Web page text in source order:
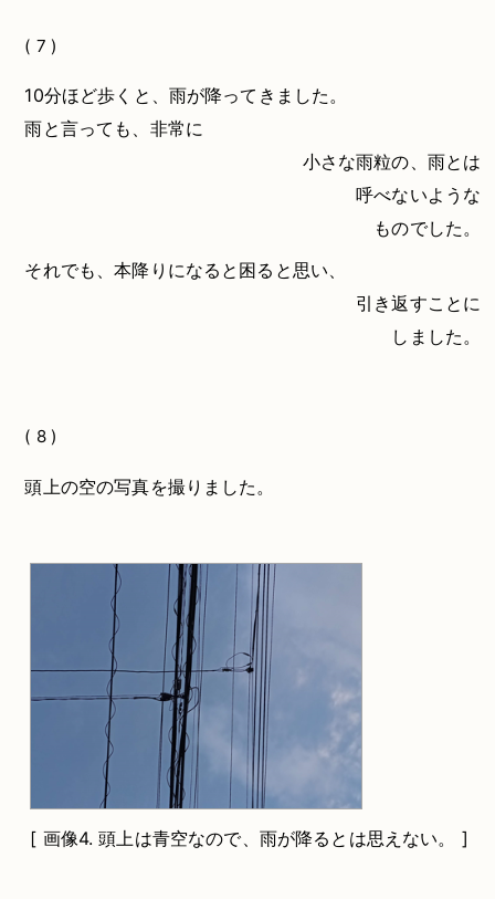
( 7 )
10分ほど歩くと、雨が降ってきました。
雨と言っても、非常に
小さな雨粒の、雨とは
呼べないような
ものでした。
それでも、本降りになると困ると思い、
引き返すことに
しました。
( 8 )
頭上の空の写真を撮りました。
[ 画像4.頭上は青空なので、雨が降るとは思えない。 ]